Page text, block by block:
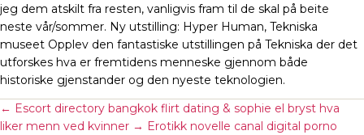
jeg dem atskilt fra resten, vanligvis fram til de skal på beite
neste vår/sommer. Ny utstilling: Hyper Human, Tekniska
museet Opplev den fantastiske utstillingen på Tekniska der det
utforskes hva er fremtidens menneske gjennom både
historiske gjenstander og den nyeste teknologien.
← Escort directory bangkok flirt dating & sophie el bryst hva
liker menn ved kvinner → Erotikk novelle canal digital porno